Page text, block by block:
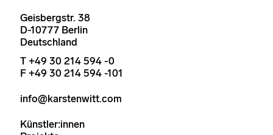
Geisbergstr. 38
D-10777 Berlin
Deutschland
T +49 30 214 594 -0
F +49 30 214 594 -101
info@karstenwitt.com
Künstler:innen